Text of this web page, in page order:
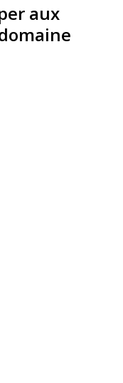
aux